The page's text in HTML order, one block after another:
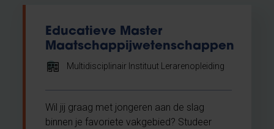
Educatieve Master
Maatschappijwetenschappen
Multidisciplinair Instituut Lerarenopleiding
Wil jij graag met jongeren aan de slag
binnen je favoriete vakgebied? Studeer